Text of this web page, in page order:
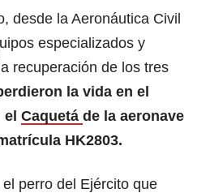
desde la Aeronáutica Civil
especializados y
recuperación de los tres
la vida en el
el Caquetá de la aeronave
HK2803.
perro del Ejército que